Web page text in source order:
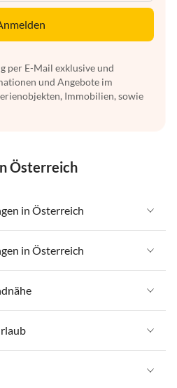
per E-Mail exklusive und
und Angebote im
Immobilien, sowie
Österreich
in Österreich
- Pinzgau
in Österreich
in Österreich
in Kärnten
in Salzkammergut
Österreich